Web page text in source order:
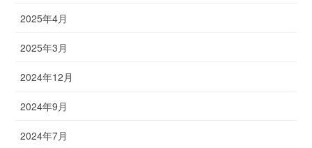
2025年4月
2025年3月
2024年12月
2024年9月
2024年7月